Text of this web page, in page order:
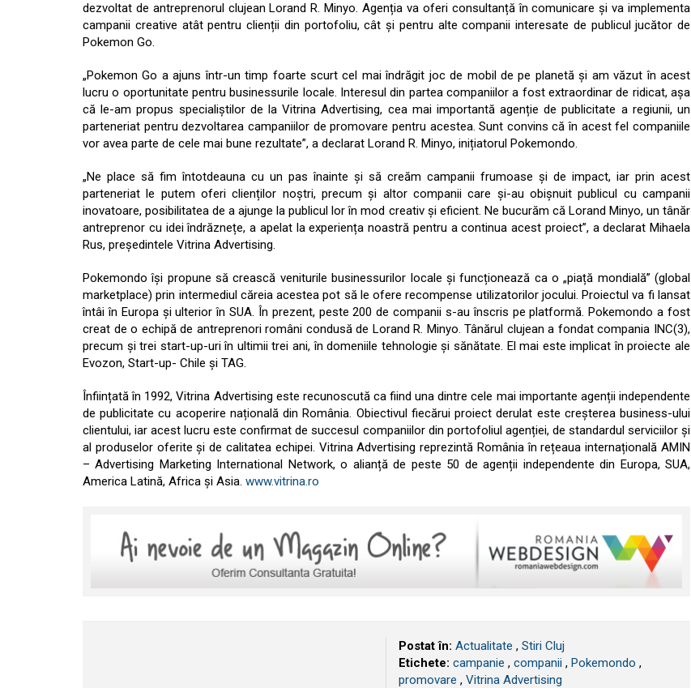
dezvoltat de antreprenorul clujean Lorand R. Minyo. Agenția va oferi consultanță în comunicare și va implementa
campanii creative atât pentru clienții din portofoliu, cât și pentru alte companii interesate de publicul jucător de
Pokemon Go.
„Pokemon Go a ajuns într-un timp foarte scurt cel mai îndrăgit joc de mobil de pe planetă și am văzut în acest
lucru o oportunitate pentru businessurile locale. Interesul din partea companiilor a fost extraordinar de ridicat, așa
că le-am propus specialiștilor de la Vitrina Advertising, cea mai importantă agenție de publicitate a regiunii, un
parteneriat pentru dezvoltarea campaniilor de promovare pentru acestea. Sunt convins că în acest fel companiile
vor avea parte de cele mai bune rezultate”, a declarat Lorand R. Minyo, inițiatorul Pokemondo.
„Ne place să fim întotdeauna cu un pas înainte și să creăm campanii frumoase și de impact, iar prin acest
parteneriat le putem oferi clienților noștri, precum și altor companii care și-au obișnuit publicul cu campanii
inovatoare, posibilitatea de a ajunge la publicul lor în mod creativ și eficient. Ne bucurăm că Lorand Minyo, un tânăr
antreprenor cu idei îndrăznețe, a apelat la experiența noastră pentru a continua acest proiect”, a declarat Mihaela
Rus, președintele Vitrina Advertising.
Pokemondo își propune să crească veniturile businessurilor locale și funcționează ca o „piață mondială” (global
marketplace) prin intermediul căreia acestea pot să le ofere recompense utilizatorilor jocului. Proiectul va fi lansat
întâi în Europa și ulterior în SUA. În prezent, peste 200 de companii s-au înscris pe platformă. Pokemondo a fost
creat de o echipă de antreprenori români condusă de Lorand R. Minyo. Tânărul clujean a fondat compania INC(3),
precum și trei start-up-uri în ultimii trei ani, în domeniile tehnologie și sănătate. El mai este implicat în proiecte ale
Evozon, Start-up- Chile și TAG.
Înființată în 1992, Vitrina Advertising este recunoscută ca fiind una dintre cele mai importante agenții independente
de publicitate cu acoperire națională din România. Obiectivul fiecărui proiect derulat este creșterea business-ului
clientului, iar acest lucru este confirmat de succesul companiilor din portofoliul agenției, de standardul serviciilor și
al produselor oferite și de calitatea echipei. Vitrina Advertising reprezintă România în rețeaua internațională AMIN
– Advertising Marketing International Network, o alianță de peste 50 de agenții independente din Europa, SUA,
America Latină, Africa și Asia. www.vitrina.ro
Postat în: Actualitate , Stiri Cluj
Etichete: campanie , companii , Pokemondo ,
promovare , Vitrina Advertising